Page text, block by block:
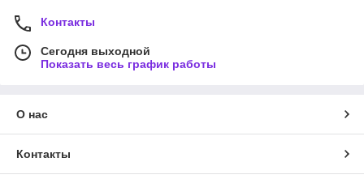
Контакты
Сегодня выходной
Показать весь график работы
О нас
Контакты